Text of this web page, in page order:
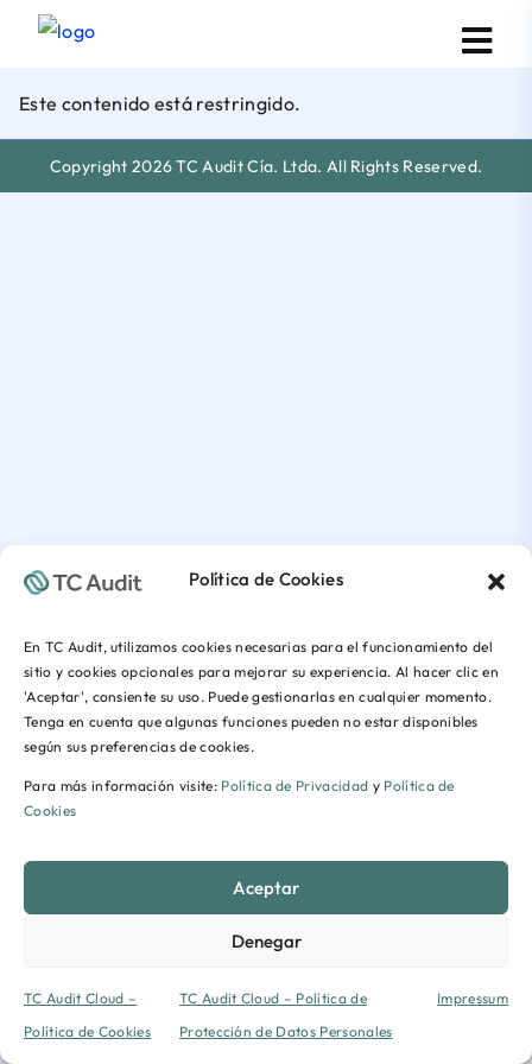
Política de Cookies
En TC Audit, utilizamos cookies necesarias para el funcionamiento del
sitio y cookies opcionales para mejorar su experiencia. Al hacer clic en
'Aceptar', consiente su uso. Puede gestionarlas en cualquier momento.
Tenga en cuenta que algunas funciones pueden no estar disponibles
según sus preferencias de cookies.
Para más información visite: Política de Privacidad y Política de
Cookies
Aceptar
Denegar
TC Audit Cloud –
Política de Cookies
TC Audit Cloud – Política de
Protección de Datos Personales
Impressum
Este contenido está restringido.
Copyright 2026 TC Audit Cía. Ltda. All Rights Reserved.